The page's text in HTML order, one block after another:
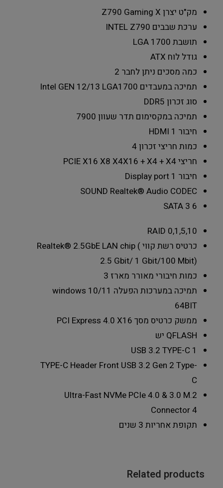
מק"ט יצרן Z790 Gaming X
ערכת שבבים INTEL Z790
תושבת LGA 1700
גודל לוח ATX
כמה מסכים ניתן לחבר 2
תמיכה במעבדים Intel GEN 12/13 LGA1700
סוג זכרון DDR5
תמיכה במקסימום תדר שעוון 7900
חיבור HDMI 1
כמות חריצי זכרון4
חריצי PCIE X16 X8 X4X16 + X4 + X4
חיבור Display port 1
SOUND Realtek® Audio CODEC
SATA 3 6
RAID 0,1,5,10
כרטיס רשת קוויRealtek® 2.5GbE LAN chip (
2.5 Gbit/ 1 Gbit/100 Mbit)
כמות חיבורי מאורר מארז 3
תמיכה במערכות הפעלה windows 10/11
64BIT
ממשק כרטיס מסך PCI Express 4.0 X16
QFLASH יש
USB 3.2 TYPE-C 1
TYPE-C Header Front USB 3.2 Gen 2 Type-
C
Ultra-Fast NVMe PCIe 4.0 & 3.0 M.2
Connector 4
תקופת אחריות 3 שנים
Related products